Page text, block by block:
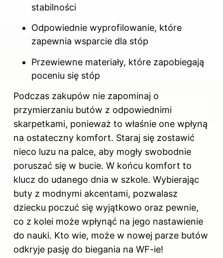
stabilności
Odpowiednie wyprofilowanie, które
zapewnia wsparcie dla stóp
Przewiewne materiały, które zapobiegają
poceniu się stóp
Podczas zakupów nie zapominaj o
przymierzaniu butów z odpowiednimi
skarpetkami, ponieważ to właśnie one wpłyną
na ostateczny komfort. Staraj się zostawić
nieco luzu na palce, aby mogły swobodnie
poruszać się w bucie. W końcu komfort to
klucz do udanego dnia w szkole. Wybierając
buty z modnymi akcentami, pozwalasz
dziecku poczuć się wyjątkowo oraz pewnie,
co z kolei może wpłynąć na jego nastawienie
do nauki. Kto wie, może w nowej parze butów
odkryje pasję do biegania na WF-ie!